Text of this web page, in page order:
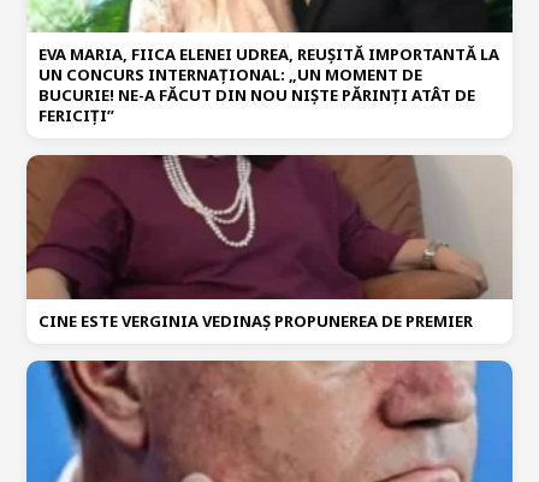
EVA MARIA, FIICA ELENEI UDREA, REUȘITĂ IMPORTANTĂ LA
UN CONCURS INTERNAȚIONAL: „UN MOMENT DE
BUCURIE! NE-A FĂCUT DIN NOU NIȘTE PĂRINȚI ATÂT DE
FERICIȚI”
CINE ESTE VERGINIA VEDINAȘ PROPUNEREA DE PREMIER